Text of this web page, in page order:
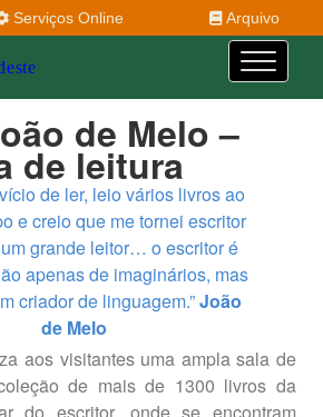
Serviços Online Arquivo
de Melo –
de leitura
de ler, leio vários livros ao
e creio que me tornei escritor
grande leitor… o escritor é
apenas de imaginários, mas
criador de linguagem.”João
de Melo
aos visitantes uma ampla sala de
de mais de 1300 livros da
do escritor, onde se encontram